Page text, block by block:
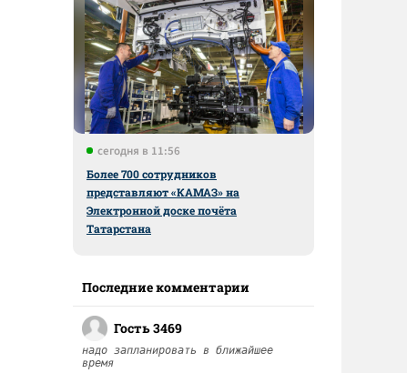
сегодня в 11:56
Более 700 сотрудников
представляют «КАМАЗ» на
Электронной доске почёта
Татарстана
Последние комментарии
Гость 3469
надо запланировать в ближайшее
время